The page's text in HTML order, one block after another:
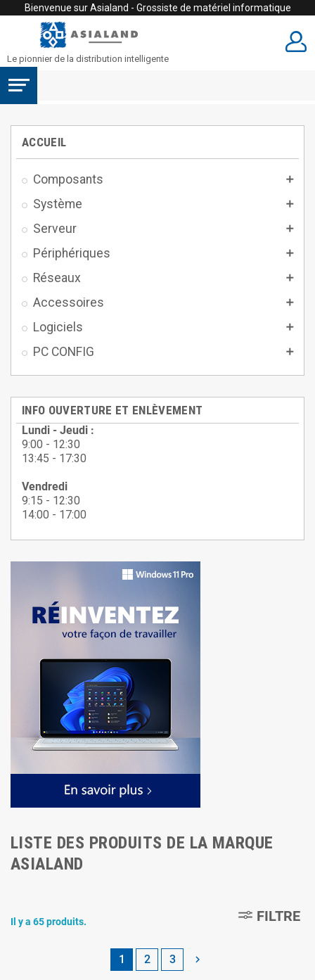
Bienvenue sur Asialand - Grossiste de matériel informatique
Le pionnier de la distribution intelligente
ACCUEIL
Composants 
Système 
Serveur 
Périphériques 
Réseaux 
Accessoires 
Logiciels 
PC CONFIG 
INFO OUVERTURE ET ENLÈVEMENT
Lundi - Jeudi :
9:00 - 12:30
13:45 - 17:30
Vendredi
9:15 - 12:30
14:00 - 17:00
LISTE DES PRODUITS DE LA MARQUE
ASIALAND
Il y a 65 produits. FILTRE
1 2 3 